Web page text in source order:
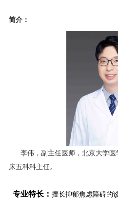
简介：
李伟，副主任医师，北京大学
床五科科主任。
专业特长： 擅长抑郁焦虑障碍的